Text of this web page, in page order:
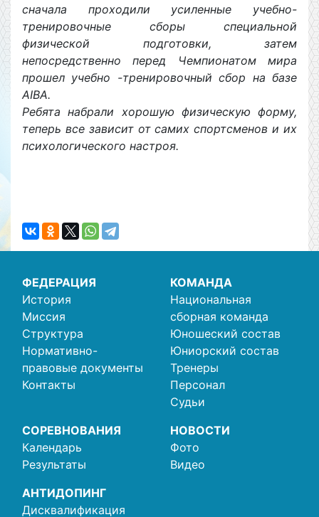
сначала проходили усиленные учебно-
тренировочные сборы специальной
физической подготовки, затем
непосредственно перед Чемпионатом мира
прошел учебно -тренировочный сбор на базе
AIBA.
Ребята набрали хорошую физическую форму,
теперь все зависит от самих спортсменов и их
психологического настроя.
ФЕДЕРАЦИЯ
История
Миссия
Структура
Нормативно-
правовые документы
Контакты
КОМАНДА
Национальная
сборная команда
Юношеский состав
Юниорский состав
Тренеры
Персонал
Судьи
СОРЕВНОВАНИЯ
Календарь
Результаты
НОВОСТИ
Фото
Видео
АНТИДОПИНГ
Дисквалификация